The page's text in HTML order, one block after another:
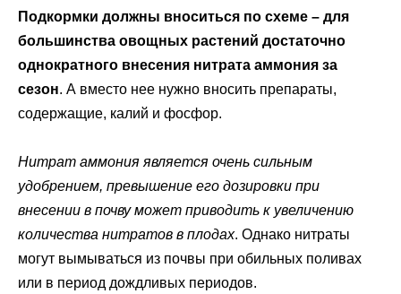
Подкормки должны вноситься по схеме – для
большинства овощных растений достаточно
однократного внесения нитрата аммония за
сезон. А вместо нее нужно вносить препараты,
содержащие, калий и фосфор.
Нитрат аммония является очень сильным
удобрением, превышение его дозировки при
внесении в почву может приводить к увеличению
количества нитратов в плодах. Однако нитраты
могут вымываться из почвы при обильных поливах
или в период дождливых периодов.